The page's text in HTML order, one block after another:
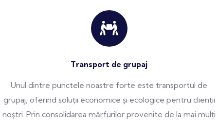
Transport de grupaj
Unul dintre punctele noastre forte este transportul de
grupaj, oferind soluții economice și ecologice pentru clienții
noștri. Prin consolidarea mărfurilor provenite de la mai mulți